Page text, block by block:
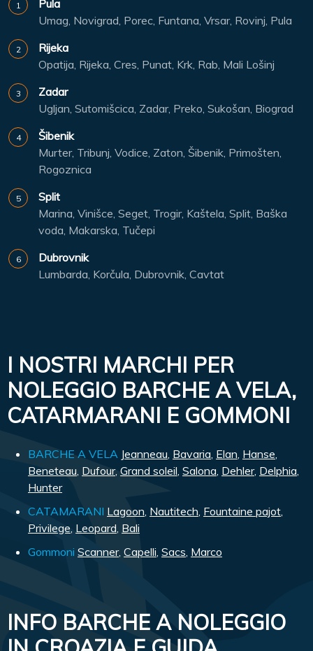
Pula
Umag, Novigrad, Porec, Funtana, Vrsar, Rovinj, Pula
Rijeka
Opatija, Rijeka, Cres, Punat, Krk, Rab, Mali Lošinj
Zadar
Ugljan, Sutomišcica, Zadar, Preko, Sukošan, Biograd
Šibenik
Murter, Tribunj, Vodice, Zaton, Šibenik, Primošten,
Rogoznica
Split
Marina, Vinišce, Seget, Trogir, Kaštela, Split, Baška
voda, Makarska, Tučepi
Dubrovnik
Lumbarda, Korčula, Dubrovnik, Cavtat
I NOSTRI MARCHI PER
NOLEGGIO BARCHE A VELA,
CATARMARANI E GOMMONI
BARCHE A VELA Jeanneau, Bavaria, Elan, Hanse,
Beneteau, Dufour, Grand soleil, Salona, Dehler, Delphia,
Hunter
CATAMARANI Lagoon, Nautitech, Fountaine pajot,
Privilege, Leopard, Bali
Gommoni Scanner, Capelli, Sacs, Marco
INFO BARCHE A NOLEGGIO